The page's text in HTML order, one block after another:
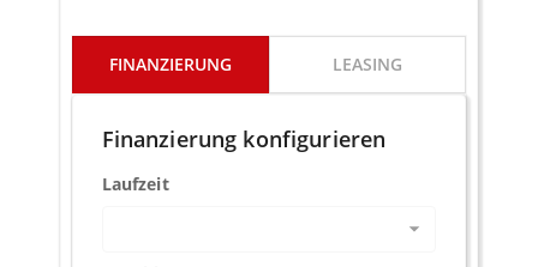
FINANZIERUNG LEASING
Finanzierung konfigurieren
Laufzeit